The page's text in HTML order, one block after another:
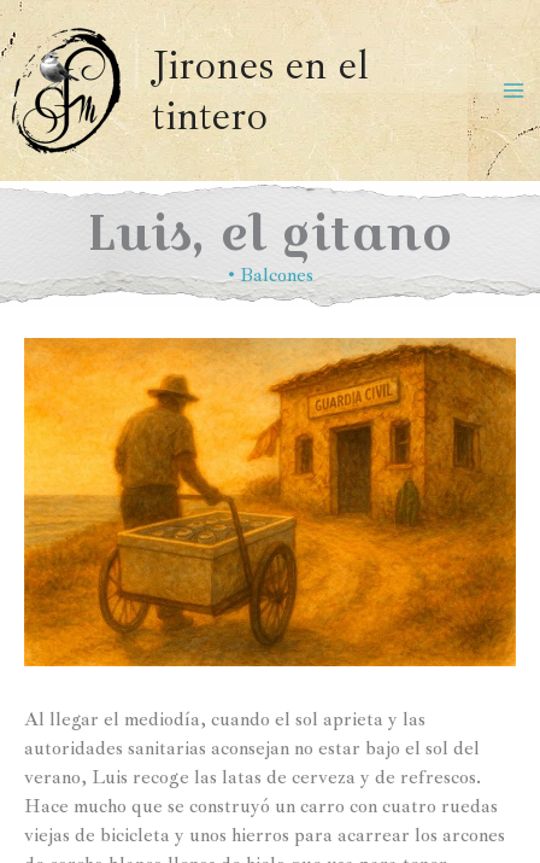
Ir
al
contenido
Jirones en el
tintero
Luis, el gitano
•Balcones
Al llegar el mediodía, cuando el sol aprieta y las
autoridades sanitarias aconsejan no estar bajo el sol del
verano, Luis recoge las latas de cerveza y de refrescos.
Hace mucho que se construyó un carro con cuatro ruedas
viejas de bicicleta y unos hierros para acarrear los arcones